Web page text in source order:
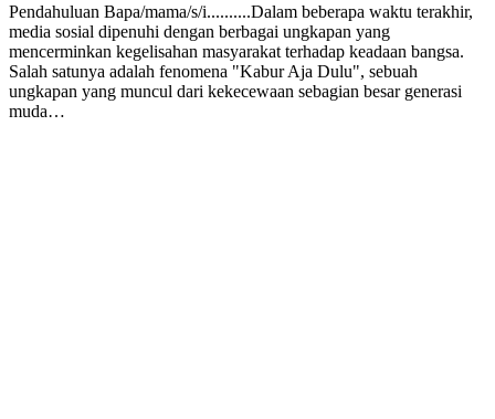
Pendahuluan Bapa/mama/s/i..........Dalam beberapa waktu terakhir,
media sosial dipenuhi dengan berbagai ungkapan yang
mencerminkan kegelisahan masyarakat terhadap keadaan bangsa.
Salah satunya adalah fenomena "Kabur Aja Dulu", sebuah
ungkapan yang muncul dari kekecewaan sebagian besar generasi
muda…